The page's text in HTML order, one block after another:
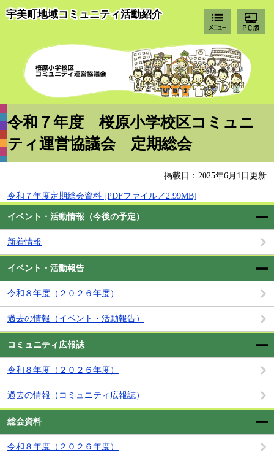
宇美町地域コミュニティ活動紹介
イベント・活動情報（今後の予定）
新着情報
イベント・活動報告
令和８年度（２０２６年度）
過去の情報（イベント・活動報告）
コミュニティ広報誌
令和８年度（２０２６年度）
過去の情報（コミュニティ広報誌）
総会資料
令和８年度（２０２６年度）
令和７年度 桜原小学校区コミュニ
ティ運営協議会 定期総会
掲載日：2025年6月1日更新
令和７年度定期総会資料 [PDFファイル／2.99MB]